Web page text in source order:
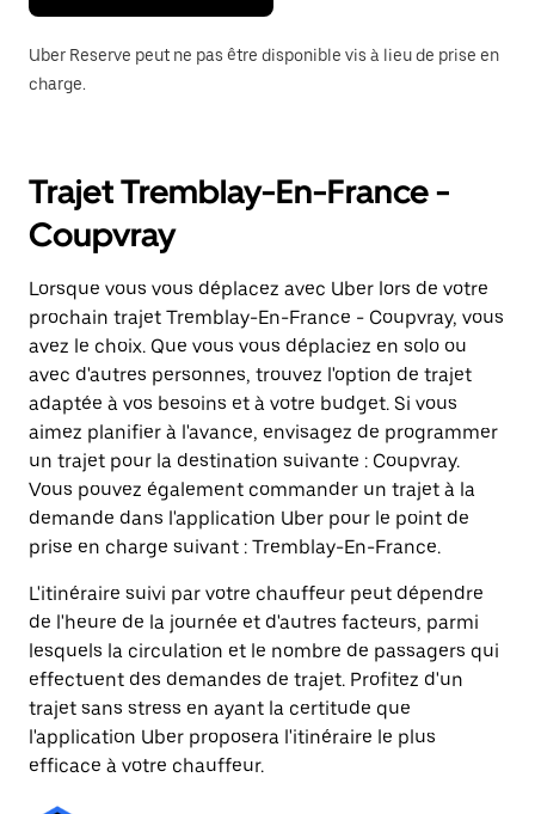
calendrier.
Uber Reserve peut ne pas être disponible vis à lieu de prise en
charge.
Trajet Tremblay-En-France -
Coupvray
Lorsque vous vous déplacez avec Uber lors de votre
prochain trajet Tremblay-En-France - Coupvray, vous
avez le choix. Que vous vous déplaciez en solo ou
avec d'autres personnes, trouvez l'option de trajet
adaptée à vos besoins et à votre budget. Si vous
aimez planifier à l'avance, envisagez de programmer
un trajet pour la destination suivante : Coupvray.
Vous pouvez également commander un trajet à la
demande dans l'application Uber pour le point de
prise en charge suivant : Tremblay-En-France.
L'itinéraire suivi par votre chauffeur peut dépendre
de l'heure de la journée et d'autres facteurs, parmi
lesquels la circulation et le nombre de passagers qui
effectuent des demandes de trajet. Profitez d'un
trajet sans stress en ayant la certitude que
l'application Uber proposera l'itinéraire le plus
efficace à votre chauffeur.